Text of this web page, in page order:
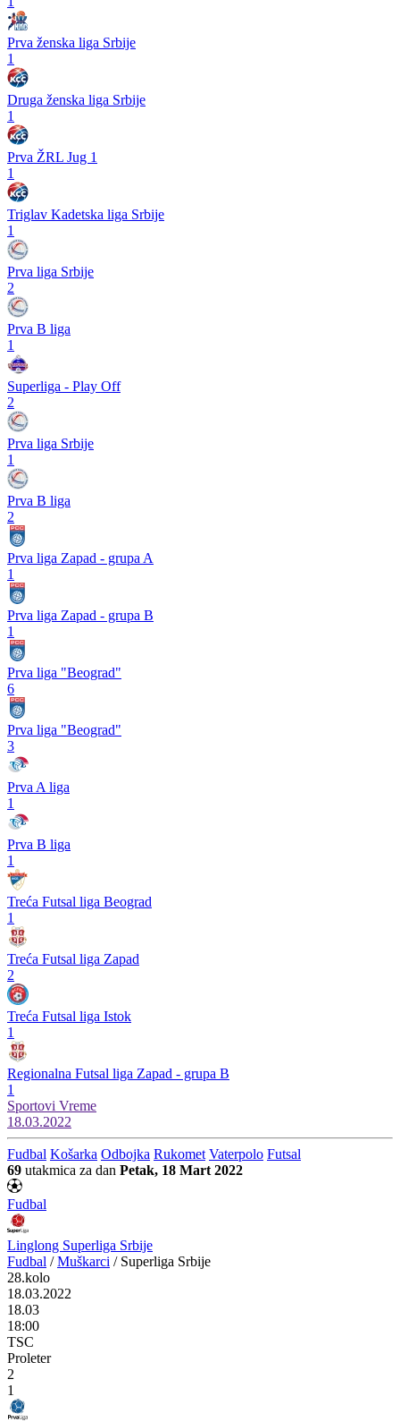
Prva ženska liga Srbije
1
Druga ženska liga Srbije
1
Prva ŽRL Jug 1
1
Triglav Kadetska liga Srbije
1
Prva liga Srbije
2
Prva B liga
1
Superliga - Play Off
2
Prva liga Srbije
1
Prva B liga
2
Prva liga Zapad - grupa A
1
Prva liga Zapad - grupa B
1
Prva liga "Beograd"
6
Prva liga "Beograd"
3
Prva A liga
1
Prva B liga
1
Treća Futsal liga Beograd
1
Treća Futsal liga Zapad
2
Treća Futsal liga Istok
1
Regionalna Futsal liga Zapad - grupa B
1
Sportovi Vreme
18.03.2022
Fudbal Košarka Odbojka Rukomet Vaterpolo Futsal
69 utakmica za dan Petak, 18 Mart 2022
Fudbal
Linglong Superliga Srbije
Fudbal / Muškarci / Superliga Srbije
28.kolo
18.03.2022
18.03
18:00
TSC
Proleter
2
1